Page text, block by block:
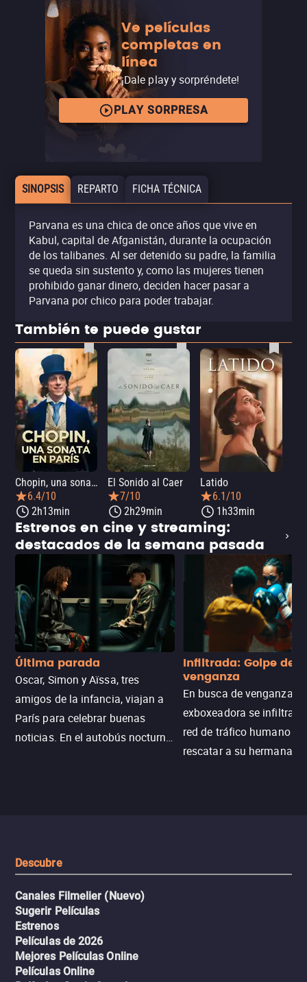
Ve películas
completas en
línea
¡Dale play y sorpréndete!
PLAY SORPRESA
SINOPSIS REPARTO FICHA TÉCNICA
Parvana es una chica de once años que vive en
Kabul, capital de Afganistán, durante la ocupación
de los talibanes. Al ser detenido su padre, la familia
se queda sin sustento y, como las mujeres tienen
prohibido ganar dinero, deciden hacer pasar a
Parvana por chico para poder trabajar.
También te puede gustar
Chopin, una sonata en París
6.4/10
2h13min
El Sonido al Caer
7/10
2h29min
Latido
6.1/10
1h33min
Estrenos en cine y streaming:
destacados de la semana pasada
Última parada
Oscar, Simon y Aïssa, tres
amigos de la infancia, viajan a
París para celebrar buenas
noticias. En el autobús nocturno
Infiltrada: Golpe de
venganza
En busca de venganza,
exboxeadora se infiltra
red de tráfico humano
rescatar a su hermana
Descubre
Canales Filmelier (Nuevo)
Sugerir Películas
Estrenos
Películas de 2026
Mejores Películas Online
Películas Online